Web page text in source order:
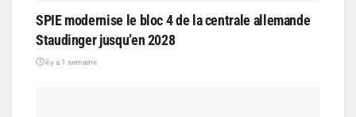
SPIE modernise le bloc 4 de la centrale allemande
Staudinger jusqu’en 2028
il y a 1 semaine